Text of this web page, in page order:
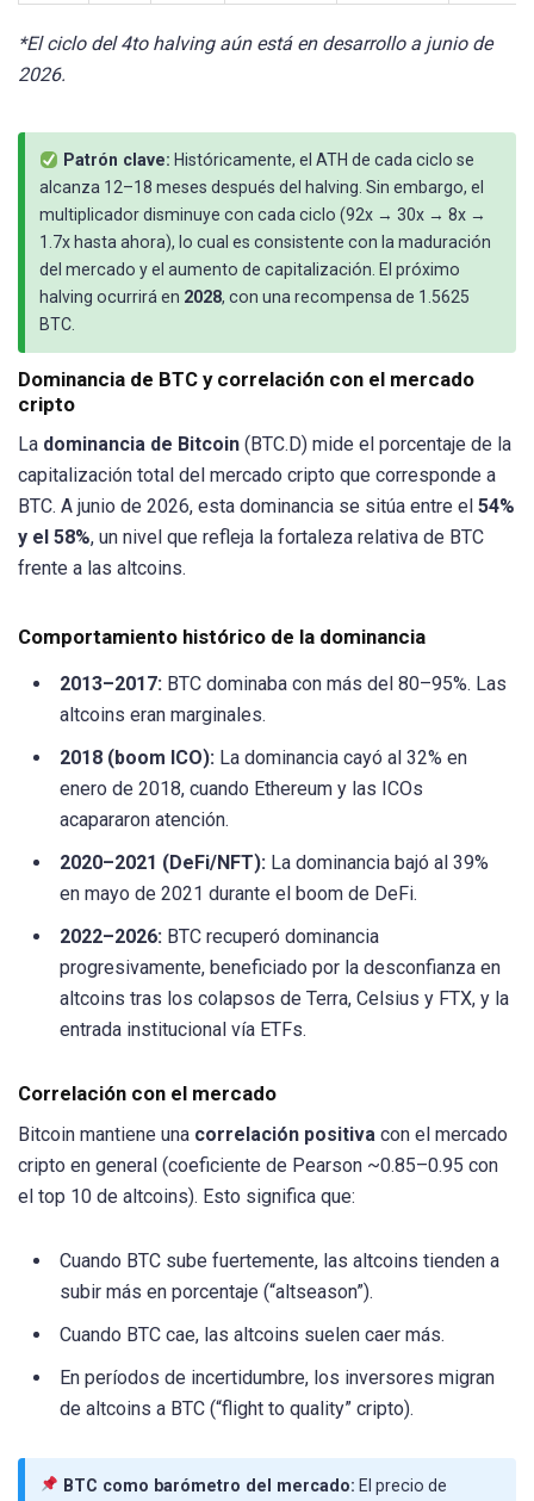
*El ciclo del 4to halving aún está en desarrollo a junio de
2026.
Patrón clave: Históricamente, el ATH de cada ciclo se
alcanza 12–18 meses después del halving. Sin embargo, el
multiplicador disminuye con cada ciclo (92x → 30x → 8x →
1.7x hasta ahora), lo cual es consistente con la maduración
del mercado y el aumento de capitalización. El próximo
halving ocurrirá en 2028, con una recompensa de 1.5625
BTC.
Dominancia de BTC y correlación con el mercado
cripto
La dominancia de Bitcoin (BTC.D) mide el porcentaje de la
capitalización total del mercado cripto que corresponde a
BTC. A junio de 2026, esta dominancia se sitúa entre el 54%
y el 58%, un nivel que refleja la fortaleza relativa de BTC
frente a las altcoins.
Comportamiento histórico de la dominancia
2013–2017: BTC dominaba con más del 80–95%. Las
altcoins eran marginales.
2018 (boom ICO): La dominancia cayó al 32% en
enero de 2018, cuando Ethereum y las ICOs
acapararon atención.
2020–2021 (DeFi/NFT): La dominancia bajó al 39%
en mayo de 2021 durante el boom de DeFi.
2022–2026: BTC recuperó dominancia
progresivamente, beneficiado por la desconfianza en
altcoins tras los colapsos de Terra, Celsius y FTX, y la
entrada institucional vía ETFs.
Correlación con el mercado
Bitcoin mantiene una correlación positiva con el mercado
cripto en general (coeficiente de Pearson ~0.85–0.95 con
el top 10 de altcoins). Esto significa que:
Cuando BTC sube fuertemente, las altcoins tienden a
subir más en porcentaje (“altseason”).
Cuando BTC cae, las altcoins suelen caer más.
En períodos de incertidumbre, los inversores migran
de altcoins a BTC (“flight to quality” cripto).
BTC como barómetro del mercado: El precio de